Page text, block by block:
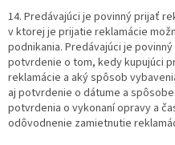
14. Predávajúci je povinný prijať
v ktorej je prijatie reklamácie
podnikania. Predávajúci je
potvrdenie o tom, kedy kupujúci
reklamácie a aký spôsob
aj potvrdenie o dátume a
potvrdenia o vykonaní opravy a
odôvodnenie zamietnutie